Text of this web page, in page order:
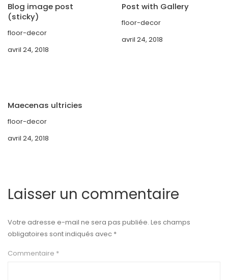
Blog image post
(sticky)
floor-decor
avril 24, 2018
Post with Gallery
floor-decor
avril 24, 2018
Maecenas ultricies
floor-decor
avril 24, 2018
Laisser un commentaire
Votre adresse e-mail ne sera pas publiée. Les champs
obligatoires sont indiqués avec *
Commentaire *